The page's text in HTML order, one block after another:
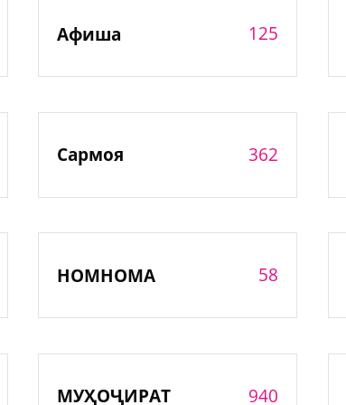
Афиша 125
Сармоя 362
НОМНОМА 58
МУҲОҶИРАТ 940